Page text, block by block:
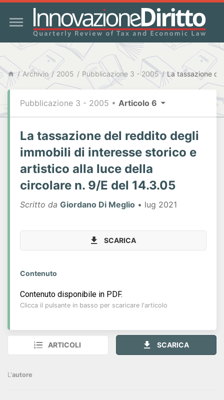
Archivio 2005 Pubblicazione 3 - 2005
Pubblicazione 3 - 2005 • Articolo 6
La tassazione del reddito degli
immobili di interesse storico e
artistico alla luce della
circolare n. 9/E del 14.3.05
Scritto da Giordano Di Meglio • lug 2021
SCARICA
Contenuto
Contenuto disponibile in PDF.
Clicca il pulsante in basso per scaricare l'articolo
ARTICOLI SCARICA
L'autore